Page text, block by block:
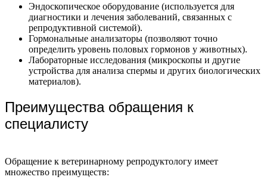
Эндоскопическое оборудование (используется для
диагностики и лечения заболеваний, связанных с
репродуктивной системой).
Гормональные анализаторы (позволяют точно
определить уровень половых гормонов у животных).
Лабораторные исследования (микроскопы и другие
устройства для анализа спермы и других биологических
материалов).
Преимущества обращения к
специалисту
Обращение к ветеринарному репродуктологу имеет
множество преимуществ: